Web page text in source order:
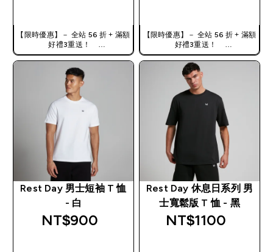
【限時優惠】－ 全站 56 折 + 滿額
好禮3重送！
使用優惠碼，獲得額外折扣：
【限時優惠】－ 全站 56 折 + 滿額
好禮3重送！
使用優惠碼，獲得額外折扣：
TW56
Rest Day 男士短袖 T 恤
- 白
NT$900‎
Rest Day 休息日系列 男
士寬鬆版 T 恤 - 黑
NT$1100‎